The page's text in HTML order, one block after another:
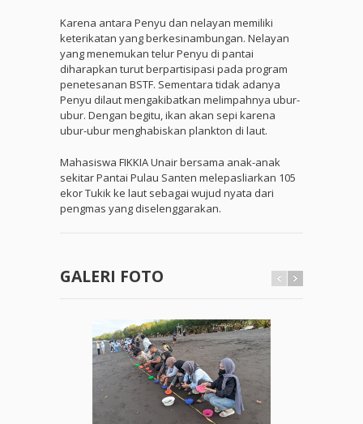
Karena antara Penyu dan nelayan memiliki
keterikatan yang berkesinambungan. Nelayan
yang menemukan telur Penyu di pantai
diharapkan turut berpartisipasi pada program
penetesanan BSTF. Sementara tidak adanya
Penyu dilaut mengakibatkan melimpahnya ubur-
ubur. Dengan begitu, ikan akan sepi karena
ubur-ubur menghabiskan plankton di laut.
Mahasiswa FIKKIA Unair bersama anak-anak
sekitar Pantai Pulau Santen melepasliarkan 105
ekor Tukik ke laut sebagai wujud nyata dari
pengmas yang diselenggarakan.
GALERI FOTO